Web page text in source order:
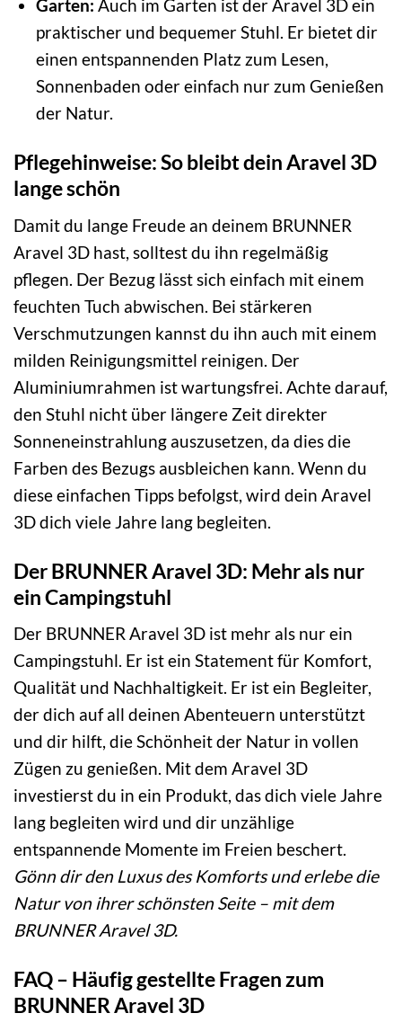
Garten: Auch im Garten ist der Aravel 3D ein
praktischer und bequemer Stuhl. Er bietet dir
einen entspannenden Platz zum Lesen,
Sonnenbaden oder einfach nur zum Genießen
der Natur.
Pflegehinweise: So bleibt dein Aravel 3D
lange schön
Damit du lange Freude an deinem BRUNNER
Aravel 3D hast, solltest du ihn regelmäßig
pflegen. Der Bezug lässt sich einfach mit einem
feuchten Tuch abwischen. Bei stärkeren
Verschmutzungen kannst du ihn auch mit einem
milden Reinigungsmittel reinigen. Der
Aluminiumrahmen ist wartungsfrei. Achte darauf,
den Stuhl nicht über längere Zeit direkter
Sonneneinstrahlung auszusetzen, da dies die
Farben des Bezugs ausbleichen kann. Wenn du
diese einfachen Tipps befolgst, wird dein Aravel
3D dich viele Jahre lang begleiten.
Der BRUNNER Aravel 3D: Mehr als nur
ein Campingstuhl
Der BRUNNER Aravel 3D ist mehr als nur ein
Campingstuhl. Er ist ein Statement für Komfort,
Qualität und Nachhaltigkeit. Er ist ein Begleiter,
der dich auf all deinen Abenteuern unterstützt
und dir hilft, die Schönheit der Natur in vollen
Zügen zu genießen. Mit dem Aravel 3D
investierst du in ein Produkt, das dich viele Jahre
lang begleiten wird und dir unzählige
entspannende Momente im Freien beschert.
Gönn dir den Luxus des Komforts und erlebe die
Natur von ihrer schönsten Seite – mit dem
BRUNNER Aravel 3D.
FAQ – Häufig gestellte Fragen zum
BRUNNER Aravel 3D